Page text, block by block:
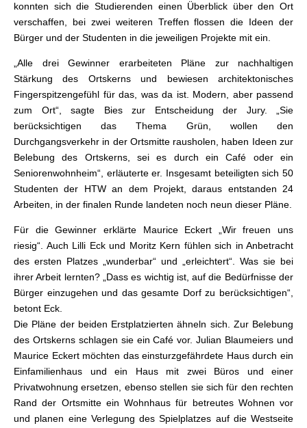
konnten sich die Studierenden einen Überblick über den Ort
verschaffen, bei zwei weiteren Treffen flossen die Ideen der
Bürger und der Studenten in die jeweiligen Projekte mit ein.
„Alle drei Gewinner erarbeiteten Pläne zur nachhaltigen
Stärkung des Ortskerns und bewiesen architektonisches
Fingerspitzengefühl für das, was da ist. Modern, aber passend
zum Ort“, sagte Bies zur Entscheidung der Jury. „Sie
berücksichtigen das Thema Grün, wollen den
Durchgangsverkehr in der Ortsmitte rausholen, haben Ideen zur
Belebung des Ortskerns, sei es durch ein Café oder ein
Seniorenwohnheim“, erläuterte er. Insgesamt beteiligten sich 50
Studenten der HTW an dem Projekt, daraus entstanden 24
Arbeiten, in der finalen Runde landeten noch neun dieser Pläne.
Für die Gewinner erklärte Maurice Eckert „Wir freuen uns
riesig“. Auch Lilli Eck und Moritz Kern fühlen sich in Anbetracht
des ersten Platzes „wunderbar“ und „erleichtert“. Was sie bei
ihrer Arbeit lernten? „Dass es wichtig ist, auf die Bedürfnisse der
Bürger einzugehen und das gesamte Dorf zu berücksichtigen“,
betont Eck.
Die Pläne der beiden Erstplatzierten ähneln sich. Zur Belebung
des Ortskerns schlagen sie ein Café vor. Julian Blaumeiers und
Maurice Eckert möchten das einsturzgefährdete Haus durch ein
Einfamilienhaus und ein Haus mit zwei Büros und einer
Privatwohnung ersetzen, ebenso stellen sie sich für den rechten
Rand der Ortsmitte ein Wohnhaus für betreutes Wohnen vor
und planen eine Verlegung des Spielplatzes auf die Westseite